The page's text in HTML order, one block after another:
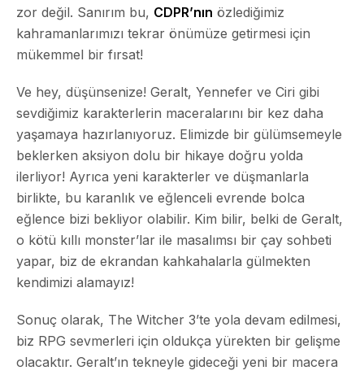
zor değil. Sanırım bu, CDPR’nın özlediğimiz
kahramanlarımızı tekrar önümüze getirmesi için
mükemmel bir fırsat!
Ve hey, düşünsenize! Geralt, Yennefer ve Ciri gibi
sevdiğimiz karakterlerin maceralarını bir kez daha
yaşamaya hazırlanıyoruz. Elimizde bir gülümsemeyle
beklerken aksiyon dolu bir hikaye doğru yolda
ilerliyor! Ayrıca yeni karakterler ve düşmanlarla
birlikte, bu karanlık ve eğlenceli evrende bolca
eğlence bizi bekliyor olabilir. Kim bilir, belki de Geralt,
o kötü kıllı monster’lar ile masalımsı bir çay sohbeti
yapar, biz de ekrandan kahkahalarla gülmekten
kendimizi alamayız!
Sonuç olarak, The Witcher 3’te yola devam edilmesi,
biz RPG sevmerleri için oldukça yürekten bir gelişme
olacaktır. Geralt’ın tekneyle gideceği yeni bir macera